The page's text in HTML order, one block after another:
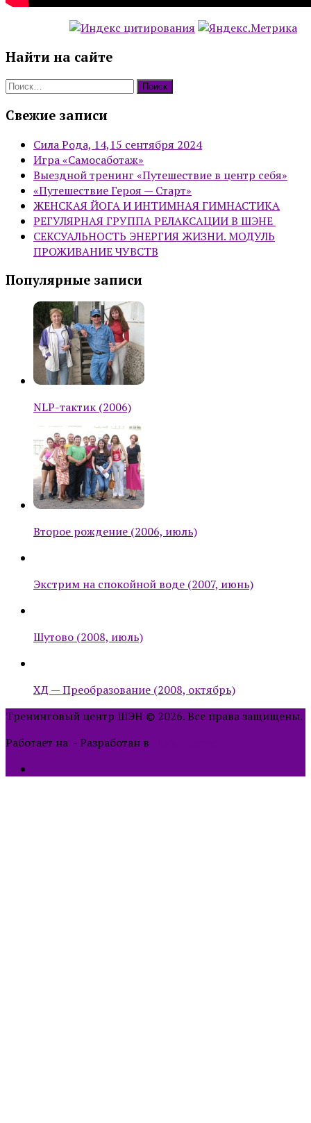
Найти на сайте
Найти:
Свежие записи
Сила Рода, 14,15 сентября 2024
Игра «Самосаботаж»
Выездной тренинг «Путешествие в центр себя»
«Путешествие Героя — Старт»
ЖЕНСКАЯ ЙОГА И ИНТИМНАЯ ГИМНАСТИКА
РЕГУЛЯРНАЯ ГРУППА РЕЛАКСАЦИИ В ШЭНЕ
СЕКСУАЛЬНОСТЬ ЭНЕРГИЯ ЖИЗНИ. МОДУЛЬ
ПРОЖИВАНИЕ ЧУВСТВ
Популярные записи
NLP-тактик (2006)
Второе рождение (2006, июль)
Экстрим на спокойной воде (2007, июнь)
Шутово (2008, июль)
ХД — Преобразование (2008, октябрь)
Тренинговый центр ШЭН © 2026. Все права защищены.
Работает на - Разработан в